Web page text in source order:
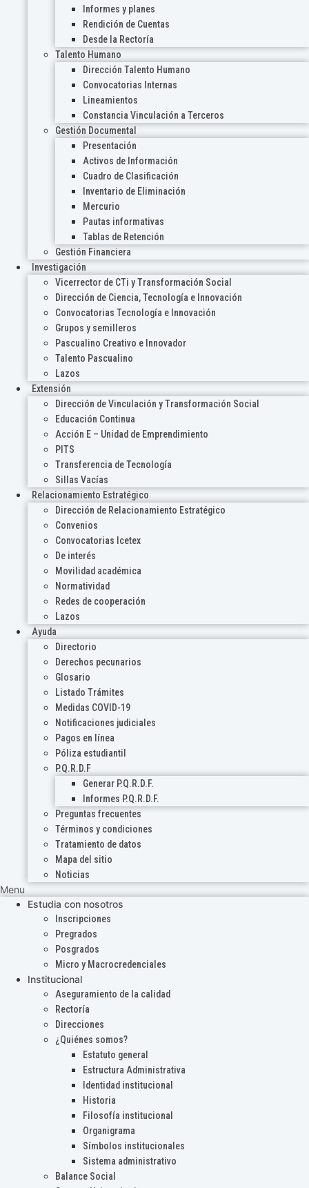
Informes y planes
Rendición de Cuentas
Desde la Rectoría
Talento Humano
Dirección Talento Humano
Convocatorias Internas
Lineamientos
Constancia Vinculación a Terceros
Gestión Documental
Presentación
Activos de Información
Cuadro de Clasificación
Inventario de Eliminación
Mercurio
Pautas informativas
Tablas de Retención
Gestión Financiera
Investigación
Vicerrector de CTi y Transformación Social
Dirección de Ciencia, Tecnología e Innovación
Convocatorias Tecnología e Innovación
Grupos y semilleros
Pascualino Creativo e Innovador
Talento Pascualino
Lazos
Extensión
Dirección de Vinculación y Transformación Social
Educación Continua
Acción E – Unidad de Emprendimiento
PITS
Transferencia de Tecnología
Sillas Vacías
Relacionamiento Estratégico
Dirección de Relacionamiento Estratégico
Convenios
Convocatorias Icetex
De interés
Movilidad académica
Normatividad
Redes de cooperación
Lazos
Ayuda
Directorio
Derechos pecunarios
Glosario
Listado Trámites
Medidas COVID-19
Notificaciones judiciales
Pagos en línea
Póliza estudiantil
P.Q.R.D.F
Generar P.Q.R.D.F.
Informes P.Q.R.D.F.
Preguntas frecuentes
Términos y condiciones
Tratamiento de datos
Mapa del sitio
Noticias
Menu
Estudia con nosotros
Inscripciones
Pregrados
Posgrados
Micro y Macrocredenciales
Institucional
Aseguramiento de la calidad
Rectoría
Direcciones
¿Quiénes somos?
Estatuto general
Estructura Administrativa
Identidad institucional
Historia
Filosofía institucional
Organigrama
Símbolos institucionales
Sistema administrativo
Balance Social